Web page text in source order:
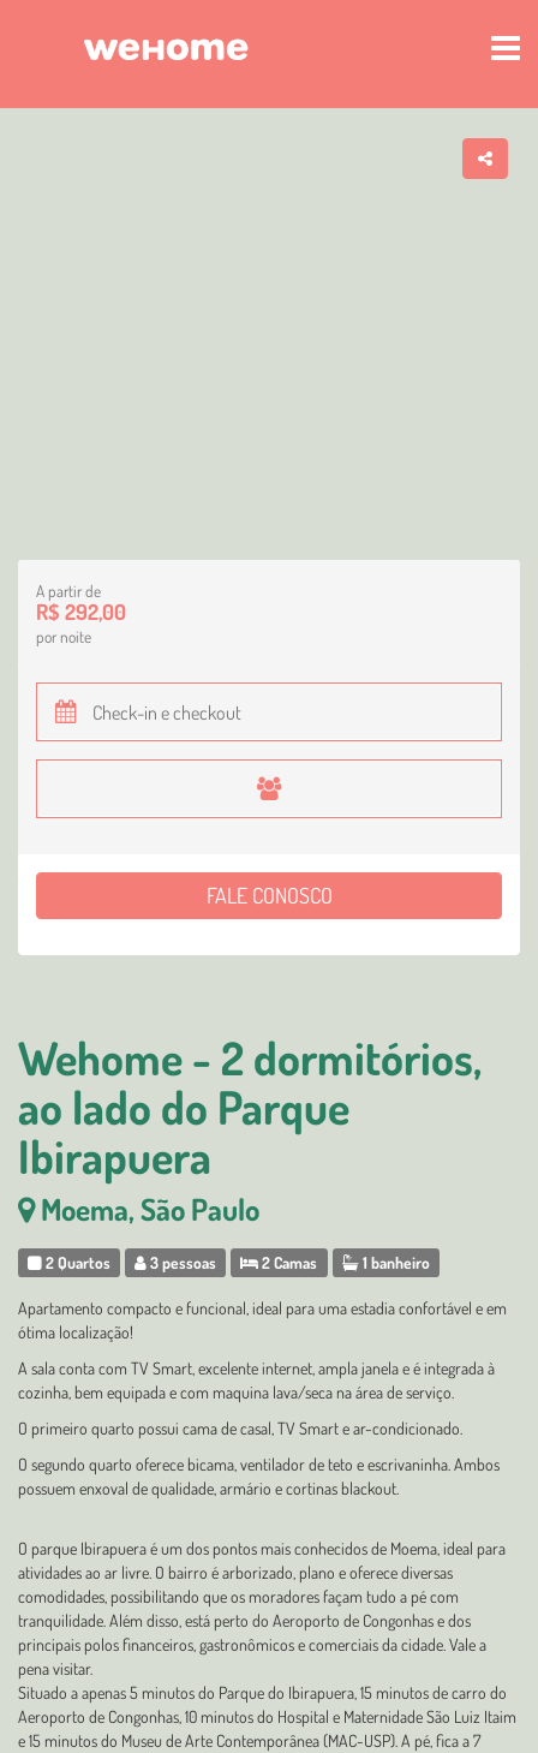
Wehome - 2 dormitórios,
ao lado do Parque
Ibirapuera
Moema, São Paulo
2 Quartos 3 pessoas 2 Camas 1 banheiro
Apartamento compacto e funcional, ideal para uma estadia confortável e em
ótima localização!
A sala conta com TV Smart, excelente internet, ampla janela e é integrada à
cozinha, bem equipada e com maquina lava/seca na área de serviço.
O primeiro quarto possui cama de casal, TV Smart e ar-condicionado.
O segundo quarto oferece bicama, ventilador de teto e escrivaninha. Ambos
possuem enxoval de qualidade, armário e cortinas blackout.
O parque Ibirapuera é um dos pontos mais conhecidos de Moema, ideal para
atividades ao ar livre. O bairro é arborizado, plano e oferece diversas
comodidades, possibilitando que os moradores façam tudo a pé com
tranquilidade. Além disso, está perto do Aeroporto de Congonhas e dos
principais polos financeiros, gastronômicos e comerciais da cidade. Vale a
pena visitar.
Situado a apenas 5 minutos do Parque do Ibirapuera, 15 minutos de carro do
Aeroporto de Congonhas, 10 minutos do Hospital e Maternidade São Luiz Itaim
e 15 minutos do Museu de Arte Contemporânea (MAC-USP). A pé, fica a 7
A partir de
R$ 292,00
por noite
FALE CONOSCO